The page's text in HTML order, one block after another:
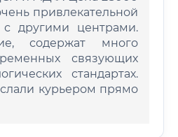
привлекательной
другими центрами.
содержат много
связующих
стандартах.
курьером прямо